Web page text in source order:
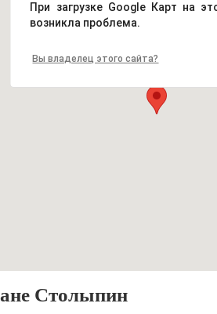
При загрузке Google Карт на
возникла проблема.
Вы владелец этого сайта?
Столыпин